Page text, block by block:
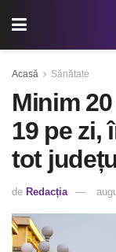
Acasă Sănătate
Minim
19 pe zi,
tot
de Redacția